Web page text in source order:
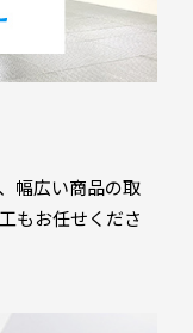
幅広い商品の取
もお任せくださ